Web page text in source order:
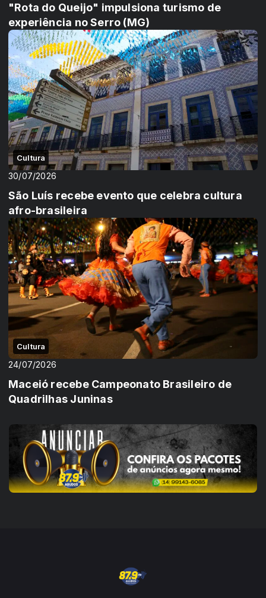
"Rota do Queijo" impulsiona turismo de
experiência no Serro (MG)
Cultura
30/07/2026
São Luís recebe evento que celebra cultura
afro-brasileira
Cultura
24/07/2026
Maceió recebe Campeonato Brasileiro de
Quadrilhas Juninas